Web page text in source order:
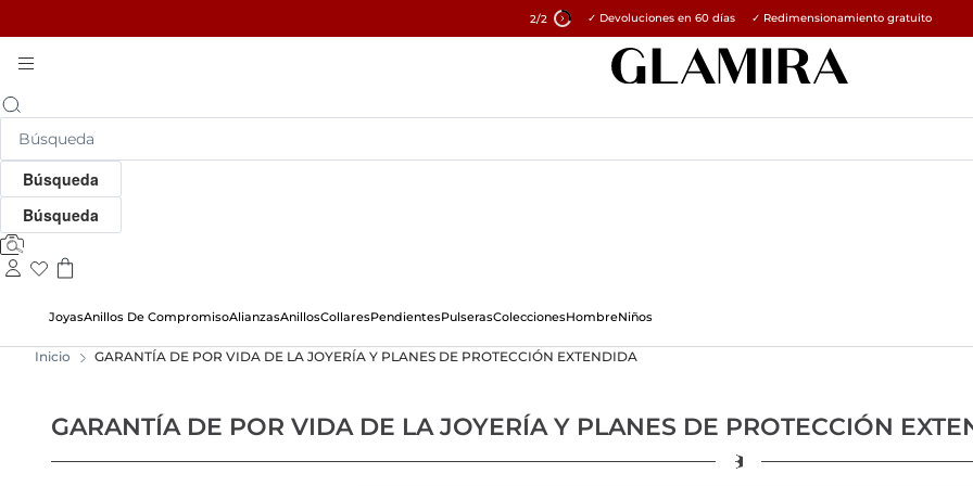
2/2 15% en todos los pedidos →
✓ Devoluciones en 60 días ✓ Redimensionamiento gratuito
Búsqueda
Búsqueda
JoyasAnillos De CompromisoAlianzasAnillosCollaresPendientesPulserasColeccionesHombreNiños
Inicio GARANTÍA DE POR VIDA DE LA JOYERÍA Y PLANES DE PROTECCIÓN EXTENDIDA
GARANTÍA DE POR VIDA DE LA JOYERÍA Y PLANES DE PROTECCIÓN